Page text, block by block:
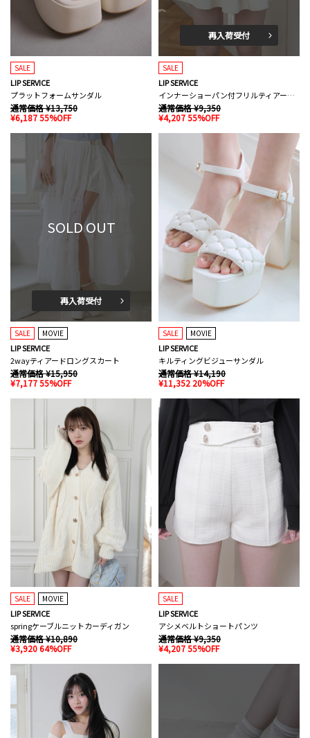
SALE
LIP SERVICE
プラットフォームサンダル
通常価格 ¥13,750
¥6,187 55%OFF
再入荷受付
SALE
LIP SERVICE
インナーショーパン付フリルティアードスカート
通常価格 ¥9,350
¥4,207 55%OFF
SOLD OUT
再入荷受付
SALE MOVIE
LIP SERVICE
2wayティアードロングスカート
通常価格 ¥15,950
¥7,177 55%OFF
SALE MOVIE
LIP SERVICE
キルティングビジューサンダル
通常価格 ¥14,190
¥11,352 20%OFF
SALE MOVIE
LIP SERVICE
springケーブルニットカーディガン
通常価格 ¥10,890
¥3,920 64%OFF
SALE
LIP SERVICE
アシメベルトショートパンツ
通常価格 ¥9,350
¥4,207 55%OFF